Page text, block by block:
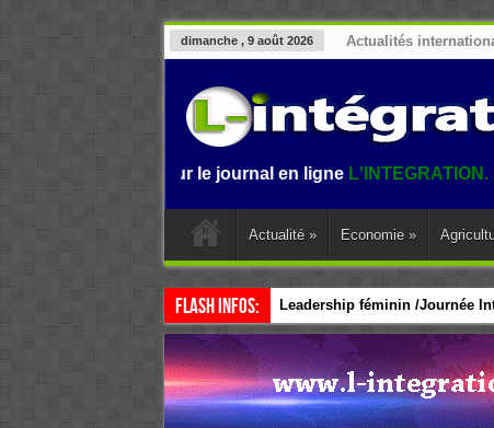
dimanche , 9 août 2026 Actualités
sur le journal en ligneL'INTEGRATION.
Actualité » Economie »
Flash Infos: Leadership féminin /Journée